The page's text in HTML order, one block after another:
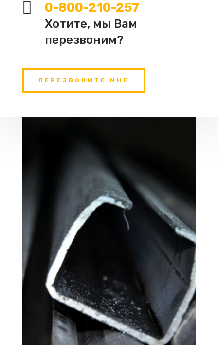
 0-800-210-257
Хотите, мы Вам
перезвоним?
ПЕРЕЗВОНИТЕ МНЕ